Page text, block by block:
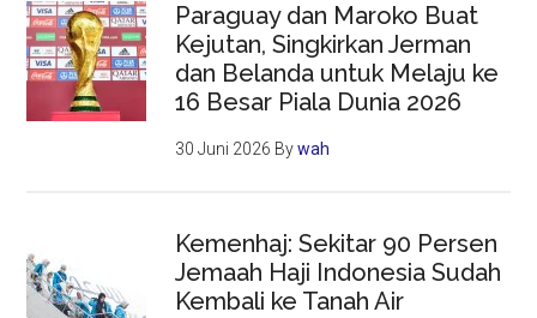
Paraguay dan Maroko Buat
Kejutan, Singkirkan Jerman
dan Belanda untuk Melaju ke
16 Besar Piala Dunia 2026
30 Juni 2026 Bywah
Kemenhaj: Sekitar 90 Persen
Jemaah Haji Indonesia Sudah
Kembali ke Tanah Air